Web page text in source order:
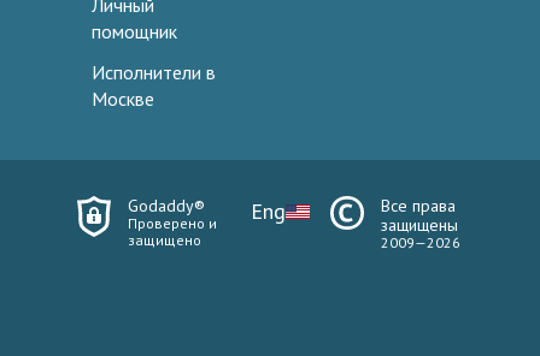
Личный
помощник
Исполнители в
Москве
Godaddy®
Проверено и
защищено
Eng
Все права
защищены
2009—2026